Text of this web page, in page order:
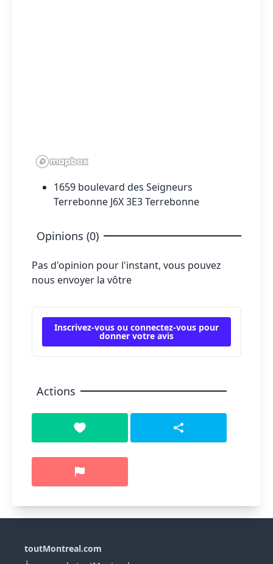
1659 boulevard des Seigneurs
Terrebonne J6X 3E3 Terrebonne
Opinions (0)
Pas d'opinion pour l'instant, vous pouvez
nous envoyer la vôtre
Inscrivez-vous ou connectez-vous pour
donner votre avis
Actions
toutMontreal.com